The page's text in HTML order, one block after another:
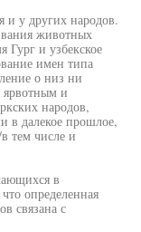
и у других народов.
животных
Гург и узбекское
имен типа
о низ ни
ярвотным и
народов,
в далекое прошлое,
тем числе и
в
определенная
связана с